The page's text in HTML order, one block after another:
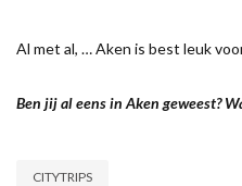
Al met al, … Aken is best leuk
Ben jij al eens in Aken geweest?
CITYTRIPS